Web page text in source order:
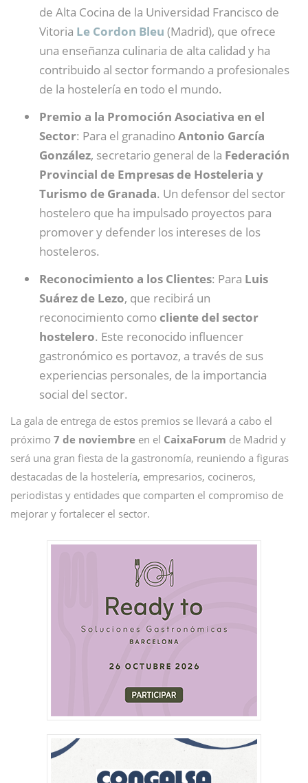
de Alta Cocina de la Universidad Francisco de
Vitoria Le Cordon Bleu (Madrid), que ofrece
una enseñanza culinaria de alta calidad y ha
contribuido al sector formando a profesionales
de la hostelería en todo el mundo.
Premio a la Promoción Asociativa en el
Sector: Para el granadinoAntonio García
González, secretario general de la Federación
Provincial de Empresas de Hosteleria y
Turismo de Granada. Un defensor del sector
hostelero que ha impulsado proyectos para
promover y defender los intereses de los
hosteleros.
Reconocimiento a los Clientes: Para Luis
Suárez de Lezo, que recibirá un
reconocimiento comocliente del sector
hostelero. Este reconocido influencer
gastronómico es portavoz, a través de sus
experiencias personales, de la importancia
social del sector.
La gala de entrega de estos premios se llevará a cabo el
próximo 7 de noviembre en el CaixaForum de Madrid y
será una gran fiesta de la gastronomía, reuniendo a figuras
destacadas de la hostelería, empresarios, cocineros,
periodistas y entidades que comparten el compromiso de
mejorar y fortalecer el sector.